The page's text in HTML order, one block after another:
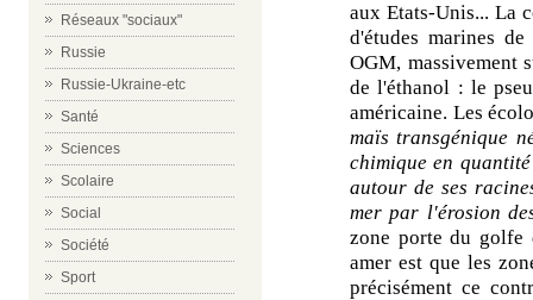
Réseaux "sociaux"
Russie
Russie-Ukraine-etc
Santé
Sciences
Scolaire
Social
Société
Sport
aux Etats-Unis... La
d'études marines
OGM, massivement
de l'éthanol : le
américaine. Les
maïs transgénique
chimique en
autour de ses
mer par l'érosion
zone porte du
amer est que les
précisément ce